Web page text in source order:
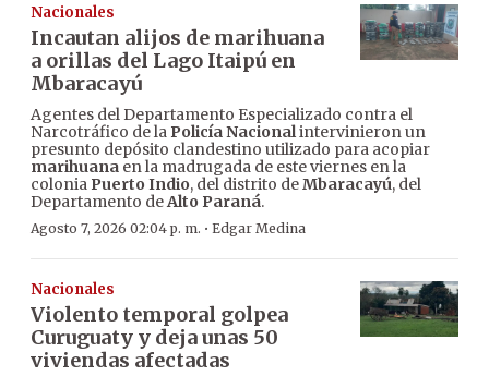
Nacionales
Incautan alijos de marihuana
a orillas del Lago Itaipú en
Mbaracayú
Agentes del Departamento Especializado contra el
Narcotráfico de la Policía Nacionalintervinieron un
presunto depósito clandestino utilizado para acopiar
marihuana en la madrugada de este viernes en la
colonia Puerto Indio, del distrito deMbaracayú, del
Departamento deAlto Paraná.
Agosto 7, 2026 02:04 p. m. · Edgar Medina
Nacionales
Violento temporal golpea
Curuguaty y deja unas 50
viviendas afectadas